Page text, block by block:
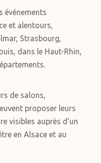
événements
et alentours,
Strasbourg,
dans le Haut-Rhin,
de salons,
proposer leurs
visibles auprès d’un
en Alsace et au